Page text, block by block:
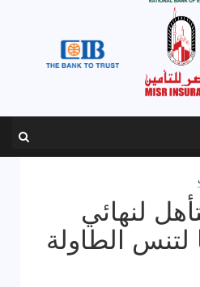
لنهائي
لتنس الطاولة